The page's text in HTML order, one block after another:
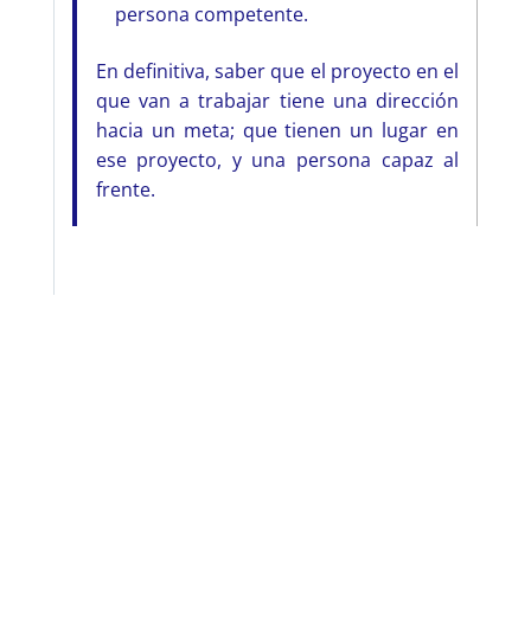
persona competente.
En definitiva, saber que el proyecto en el
que van a trabajar tiene una dirección
hacia un meta; que tienen un lugar en
ese proyecto, y una persona capaz al
frente.